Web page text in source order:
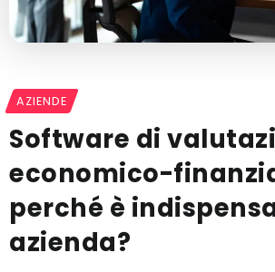
AZIENDE
Software di
economico-
perché è
azienda?